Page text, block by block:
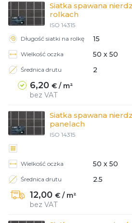
Siatka spawana
rolkach
ISO 14315
Długość siatki na rolkę
15
Wielkość oczka 50 х 50
Średnica drutu 2
6,20 € / m²
bez VAT
Siatka spawana
panelach
ISO 14315
Wielkość oczka 50 х 50
Średnica drutu 2.5
12,00 € / m²
bez VAT